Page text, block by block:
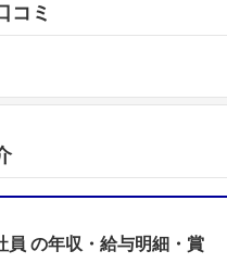
コミ
員 の年収・給与明細・賞